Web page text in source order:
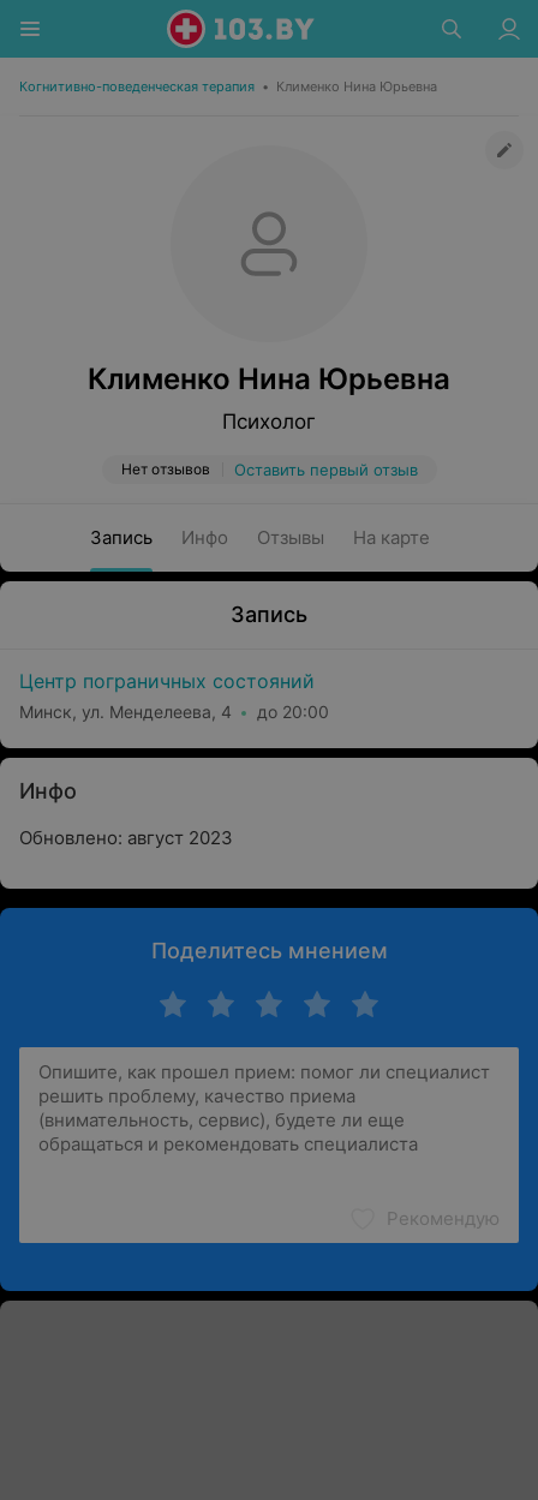
Когнитивно-поведенческая терапия • Клименко Нина Юрьевна
Клименко Нина Юрьевна
Психолог
Нет отзывов Оставить первый отзыв
Запись Инфо Отзывы На карте
Запись
Центр пограничных состояний
Минск, ул. Менделеева, 4 до 20:00
Инфо
Обновлено: август 2023
Поделитесь мнением
Рекомендую